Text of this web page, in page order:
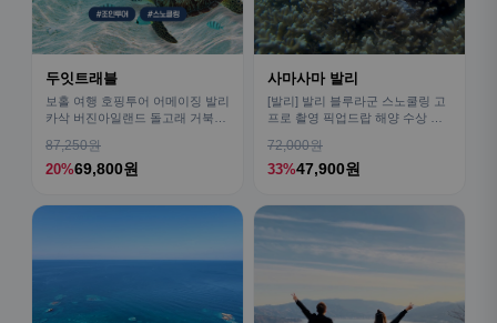
두잇트래블
보홀 여행 호핑투어 어메이징 발리
카삭 버진아일랜드 돌고래 거북이
87,250원
20%69,800원
사마사마 발리
[발리] 발리 블루라군 스노쿨링 고
프로 촬영 픽업드랍 해양 수상 액
72,000원
33%47,900원